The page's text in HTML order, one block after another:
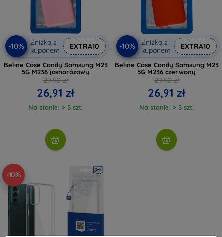
-10%
Zniżka z
kuponem
EXTRA10
Beline Case Candy Samsung M23
5G M236 jasnoróżowy
29,90 zł
26,91 zł
Na stanie: > 5 szt.
-10%
Zniżka z
kuponem
EXTRA10
Beline Case Candy Samsung M23
5G M236 czerwony
29,90 zł
26,91 zł
Na stanie: > 5 szt.
-10%